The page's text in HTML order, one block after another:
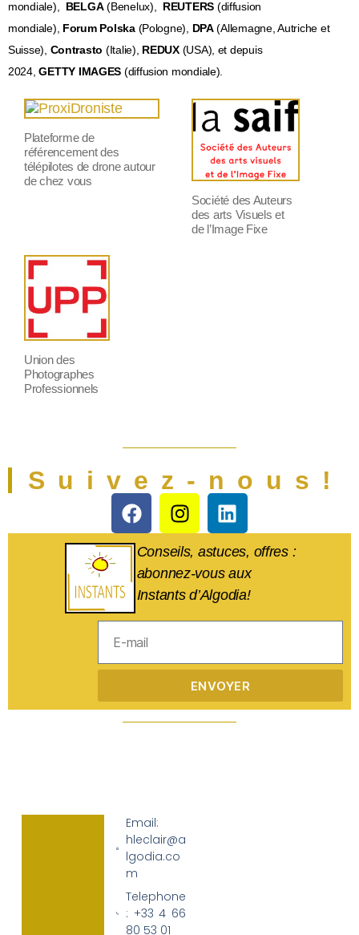
mondiale),
BELGA(Benelux), REUTERS (diffusion
mondiale), Forum Polska(Pologne), DPA(Allemagne, Autriche et
Suisse), Contrasto (Italie), REDUX(USA), et depuis
2024,GETTY IMAGES (diffusion mondiale).
Plateforme de
référencement des
télépilotes de drone autour
de chez vous
Société des Auteurs
des arts Visuels et
de l’Image Fixe
Union des
Photographes
Professionnels
Suivez-nous!
Conseils, astuces, offres :
abonnez-vous aux
Instants d’Algodia!
ENVOYER
Email:
hleclair@a
lgodia.co
m
Telephone
: +33 4 66
80 53 01